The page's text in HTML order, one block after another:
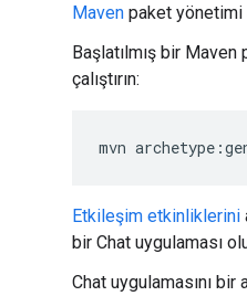
Maven paket yönetimi
Başlatılmış bir
çalıştırın:
mvn archetype :
Etkileşim etkinliklerini
bir Chat uygulaması
Chat uygulamasını